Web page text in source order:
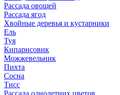
Рассада овощей
Рассада ягод
Хвойные деревья и кустарники
Ель
Туя
Кипарисовик
Можжевельник
Пихта
Сосна
Тисc
Рассада однолетних цветов